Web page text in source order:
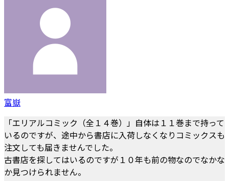
富嶽
「エリアルコミック（全１４巻）」自体は１１巻まで持って
いるのですが、途中から書店に入荷しなくなりコミックスも
注文しても届きませんでした。
古書店を探してはいるのですが１０年も前の物なのでなかな
か見つけられません。